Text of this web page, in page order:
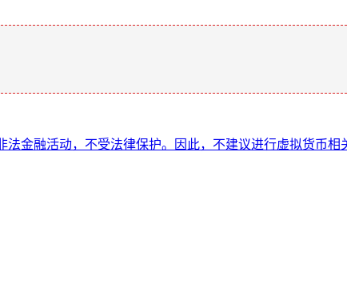
金融活动，不受法律保护。因此，不建议进行虚拟货币